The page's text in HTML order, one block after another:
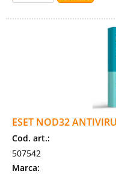
ESET NOD32
Cod. art.:
507542
Marca: